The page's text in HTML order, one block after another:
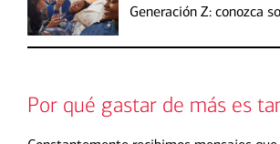
Generación Z: conozca
Por qué gastar de más es